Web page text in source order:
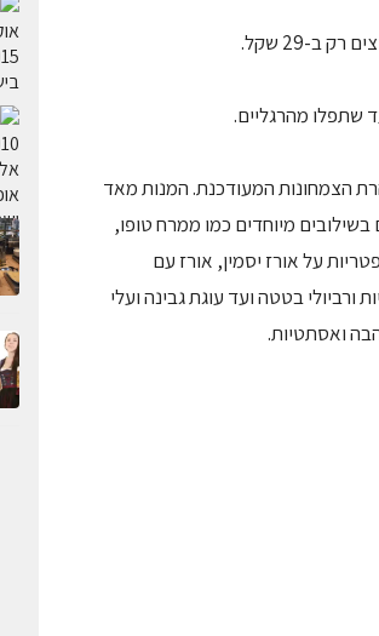
ב-29 שקל.
שתפלו מהרגליים.
הצמחונות המעודכנת. המנות מאד
מיוחדים כמו ממרח טופו,
על אורז יסמין, אורז עם
בטטה ועד עוגת גבינה ועלי
ואסתטיות.